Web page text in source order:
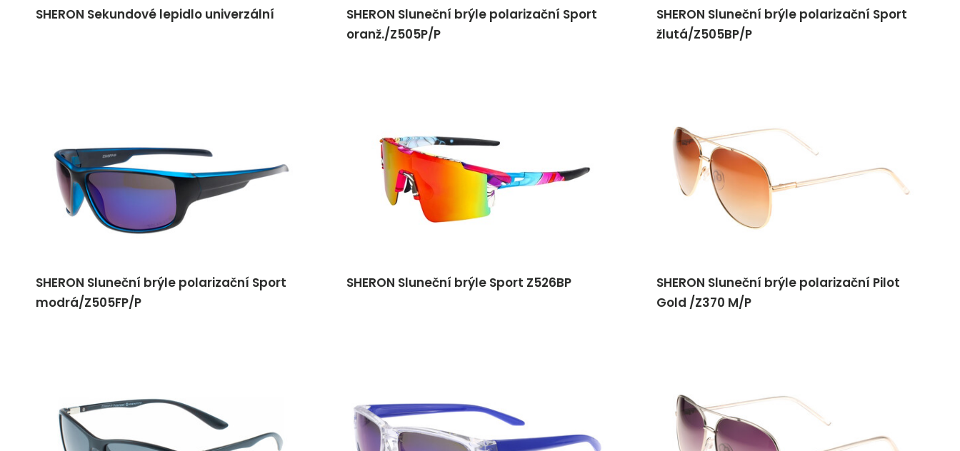
SHERON Sekundové lepidlo univerzální
SHERON Sluneční brýle polarizační Sport
oranž./Z505P/P
SHERON Sluneční brýle polarizační Sport
žlutá/Z505BP/P
SHERON Sluneční brýle polarizační Sport
modrá/Z505FP/P
SHERON Sluneční brýle Sport Z526BP
SHERON Sluneční brýle polarizační Pilot
Gold /Z370 M/P